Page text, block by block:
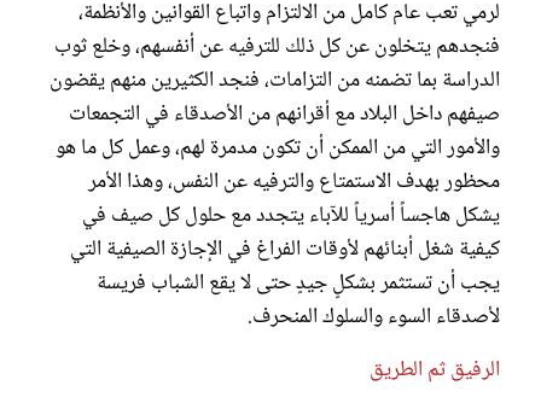
لرمي تعب عام كامل من الالتزام واتباع القوانين والأنظمة،
فنجدهم يتخلون عن كل ذلك للترفيه عن أنفسهم، وخلع ثوب
الدراسة بما تضمنه من التزامات، فنجد الكثيرين منهم يقضون
صيفهم داخل البلاد مع أقرانهم من الأصدقاء في التجمعات
والأمور التي من الممكن أن تكون مدمرة لهم، وعمل كل ما هو
محظور بهدف الاستمتاع والترفيه عن النفس، وهذا الأمر
يشكل هاجساً أسرياً للآباء يتجدد مع حلول كل صيف في
كيفية شغل أبنائهم لأوقات الفراغ في الإجازة الصيفية التي
يجب أن تستثمر بشكلٍ جيدٍ حتى لا يقع الشباب فريسة
لأصدقاء السوء والسلوك المنحرف.
الرفيق ثم الطريق
عروس سيدتي